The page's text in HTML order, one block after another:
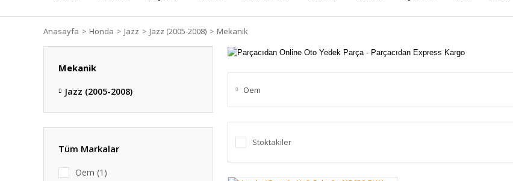
Anasayfa Honda Jazz Jazz (2005-2008) Mekanik
Mekanik
Jazz (2005-2008)
Tüm Markalar
Oem (1)
Oem
Stoktakiler